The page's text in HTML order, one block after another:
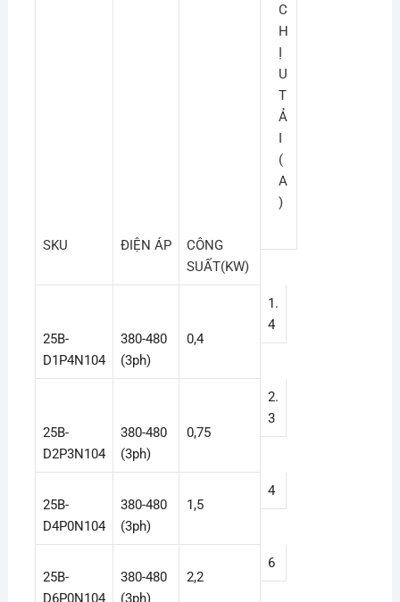
SKU ĐIỆN ÁP
CÔNG
SUẤT(KW)
C
H
Ị
U
T
Ả
I
(
A
)
25B-
D1P4N104
380-480
(3ph)
0,4
1.
4
25B-
D2P3N104
380-480
(3ph)
0,75
2.
3
25B-
D4P0N104
380-480
(3ph)
1,5
4
25B-
D6P0N104
380-480
(3ph)
2,2
6